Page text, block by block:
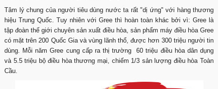
Tâm lý chung của người tiêu dùng nước ta rất "dị ứng" với hàng thương
hiệu Trung Quốc. Tuy nhiên với Gree thì hoàn toàn khác bởi vì: Gree là
tập đoàn thế giới chuyên sản xuất điều hòa, sản phẩm máy điều hòa Gree
có mặt trên 200 Quốc Gia và vùng lãnh thổ, được hơn 300 triệu người tin
dùng. Mỗi năm Gree cung cấp ra thị trường 60 triệu điều hòa dân dụng
và 5.5 triệu bộ điều hòa thương mại, chiếm 1/3 sản lượng điều hòa Toàn
Cầu.